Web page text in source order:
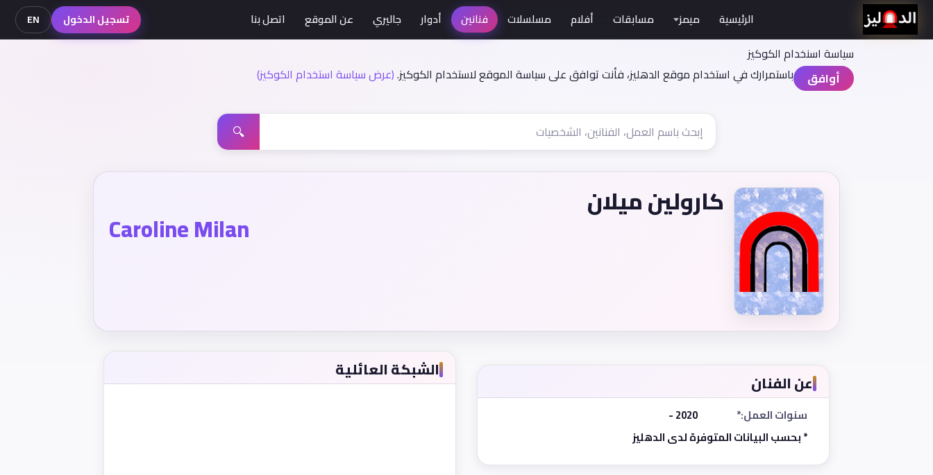
سياسة اسنخدام الكوكيز
أوافق
باستمرارك في استخدام موقع الدهليز، فأنت توافق على سياسة الموقع لاستخدام الكوكيز.(عرض سياسة استخدام الكوكيز)
الرئيسية ميمز مسابقات أفلام مسلسلات فنانين أدوار جاليري عن الموقع اتصل بنا تسجيل الدخول EN
🔍
كارولين ميلان
Caroline Milan
عن الفنان
سنوات العمل:*
2020 -
* بحسب البيانات المتوفرة لدى الدهليز
الشبكة العائلية